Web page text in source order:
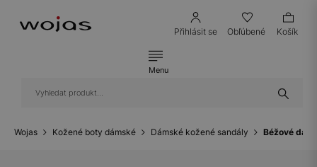
Přihlásit se Obľúbené Košík
Menu
Wojas Kožené boty dámské Dámské kožené sandály Béžové